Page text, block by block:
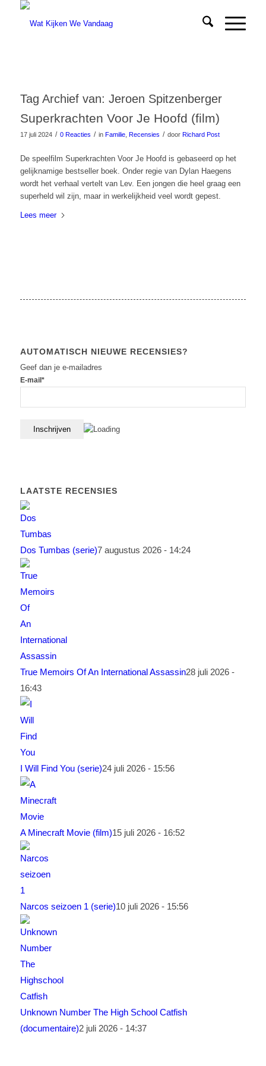
Tag Archief van: Jeroen Spitzenberger
Superkrachten Voor Je Hoofd (film)
17 juli 2024 / 0 Reacties / in Familie, Recensies / door Richard Post
De speelfilm Superkrachten Voor Je Hoofd is gebaseerd op het
gelijknamige bestseller boek. Onder regie van Dylan Haegens
wordt het verhaal vertelt van Lev. Een jongen die heel graag een
superheld wil zijn, maar in werkelijkheid veel wordt gepest.
Lees meer
AUTOMATISCH NIEUWE RECENSIES?
Geef dan je e-mailadres
E-mail*
LAATSTE RECENSIES
Dos Tumbas (serie)7 augustus 2026 - 14:24
True Memoirs Of An International Assassin28 juli 2026 -
16:43
I Will Find You (serie)24 juli 2026 - 15:56
A Minecraft Movie (film)15 juli 2026 - 16:52
Narcos seizoen 1 (serie)10 juli 2026 - 15:56
Unknown Number The High School Catfish
(documentaire)2 juli 2026 - 14:37